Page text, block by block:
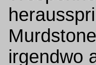
irgendwo